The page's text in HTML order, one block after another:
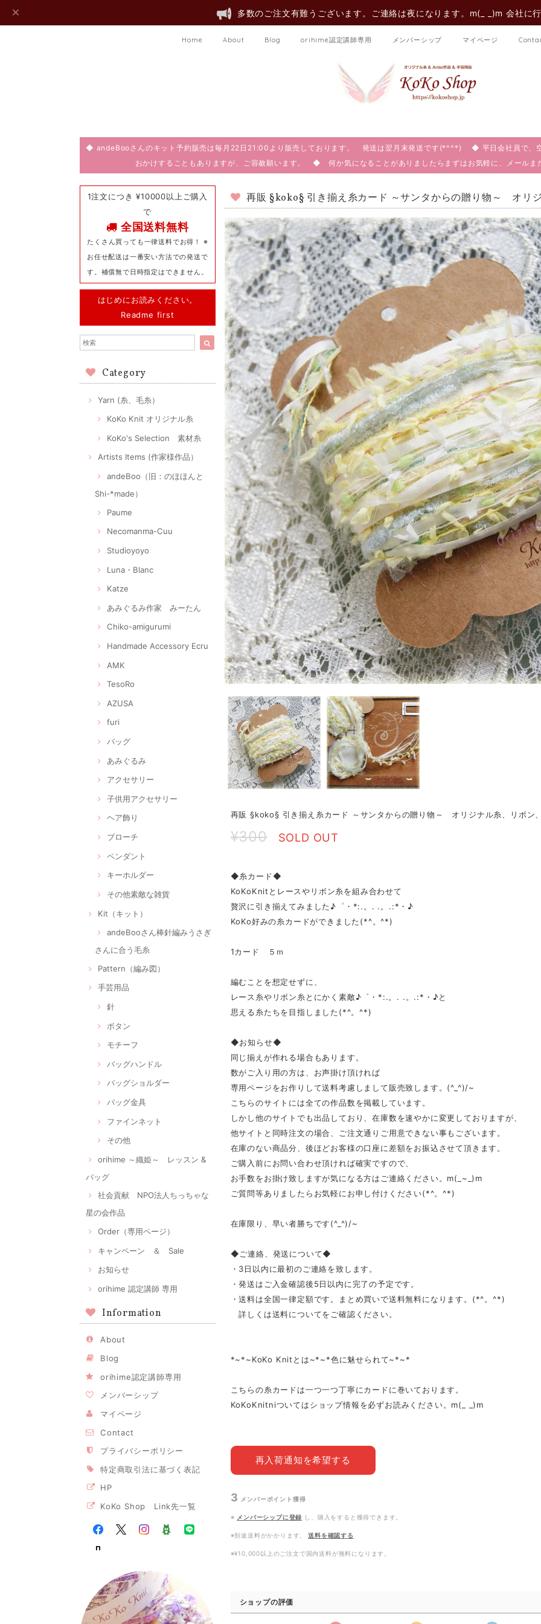
多数のご注文有難うございます。ご連絡は夜になります。m(_ _)m 会社に行
Home About Blog orihime認定講師専用 メンバーシップ マイページ
◆ andeBooさんのキット予約販売は毎月22日21:00より販売しております。 発送は翌月末発送です(*^^*) ◆ 平日会社員で、空
おかけすることもありますが、ご容赦願います。 ◆ 何か気になることがありましたらまずはお気軽に、メールま
1注文につき ¥10000以上ご購入
で
全国送料無料
たくさん買っても一律送料でお得！ ※
お任せ配送は一番安い方法での発送で
す。補償無で日時指定はできません。
はじめにお読みください。
Readme first
Category
Yarn (糸、毛糸）
KoKo Knit オリジナル糸
KoKo's Selection 素材糸
Artists Items (作家様作品）
andeBoo（旧：のほほんと
Shi-*made）
Paume
Necomanma-Cuu
Studioyoyo
Luna・Blanc
Katze
あみぐるみ作家 みーたん
Chiko-amigurumi
Handmade Accessory Ecru
AMK
TesoRo
AZUSA
furi
バッグ
あみぐるみ
アクセサリー
子供用アクセサリー
ヘア飾り
ブローチ
ペンダント
キーホルダー
その他素敵な雑貨
Kit（キット）
andeBooさん棒針編みうさぎ
さんに合う毛糸
Pattern（編み図）
手芸用品
針
ボタン
モチーフ
バッグハンドル
バッグショルダー
バッグ金具
ファインネット
その他
orihime ～織姫～ レッスン &
バッグ
社会貢献 NPO法人ちっちゃな
星の会作品
Order（専用ページ）
キャンペーン ＆ Sale
お知らせ
orihime 認定講師 専用
Information
About
Blog
orihime認定講師専用
メンバーシップ
マイページ
Contact
プライバシーポリシー
特定商取引法に基づく表記
HP
KoKo Shop Link先一覧
再販 §koko§ 引き揃え糸カード ～サンタからの贈り物～ オリ
再販 §koko§ 引き揃え糸カード ～サンタからの贈り物～ オリジナル糸、リボン
¥300 SOLD OUT
◆糸カード◆
KoKoKnitとレースやリボン糸を組み合わせて
贅沢に引き揃えてみました♪゜・*:.。. .。.:*・♪
KoKo好みの糸カードができました(*^。^*)
1カード ５ｍ
編むことを想定せずに、
レース糸やリボン糸とにかく素敵♪゜・*:.。. .。.:*・♪と
思える糸たちを目指しました(*^。^*)
◆お知らせ◆
同じ揃えが作れる場合もあります。
数がご入り用の方は、お声掛け頂ければ
専用ページをお作りして送料考慮しまして販売致します。(^_^)/~
こちらのサイトには全ての作品数を掲載しています。
しかし他のサイトでも出品しており、在庫数を速やかに変更しておりますが、
他サイトと同時注文の場合、ご注文通りご用意できない事もございます。
在庫のない商品分、後ほどお客様の口座に差額をお振込させて頂きます。
ご購入前にお問い合わせ頂ければ確実ですので、
お手数をお掛け致しますが気になる方はご連絡ください。m(_~_)m
ご質問等ありましたらお気軽にお申し付けください(*^。^*)
在庫限り、早い者勝ちです(^_^)/~
◆ご連絡、発送について◆
・3日以内に最初のご連絡を致します。
・発送はご入金確認後5日以内に完了の予定です。
・送料は全国一律定額です。まとめ買いで送料無料になります。(*^。^*)
詳しくは送料についてをご確認ください。
*~*~KoKo Knitとは~*~*色に魅せられて~*~*
こちらの糸カードは一つ一つ丁寧にカードに巻いております。
KoKoKnitniついてはショップ情報を必ずお読みください。m(_ _)m
再入荷通知を希望する
3 メンバーポイント 獲得
※ メンバーシップに登録 し、購入をすると獲得できます。
※別途送料がかかります。 送料を確認する
※¥10,000以上のご注文で国内送料が無料になります。
ショップの評価